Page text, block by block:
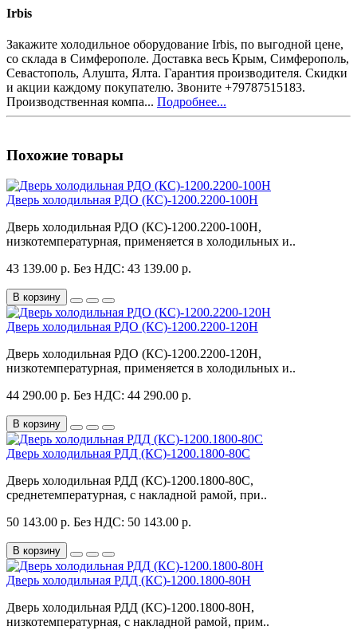
Irbis
Закажите холодильное оборудование Irbis, по выгодной цене,
со склада в Симферополе. Доставка весь Крым, Симферополь,
Севастополь, Алушта, Ялта. Гарантия производителя. Скидки
и акции каждому покупателю. Звоните +79787515183.
Производственная компа... Подробнее...
Похожие товары
Дверь холодильная РДО (КС)-1200.2200-100Н
Дверь холодильная РДО (КС)-1200.2200-100Н,
низкотемпературная, применяется в холодильных и..
43 139.00 р. Без НДС: 43 139.00 р.
В корзину
Дверь холодильная РДО (КС)-1200.2200-120Н
Дверь холодильная РДО (КС)-1200.2200-120Н,
низкотемпературная, применяется в холодильных и..
44 290.00 р. Без НДС: 44 290.00 р.
В корзину
Дверь холодильная РДД (КС)-1200.1800-80С
Дверь холодильная РДД (КС)-1200.1800-80С,
среднетемпературная, с накладной рамой, при..
50 143.00 р. Без НДС: 50 143.00 р.
В корзину
Дверь холодильная РДД (КС)-1200.1800-80Н
Дверь холодильная РДД (КС)-1200.1800-80Н,
низкотемпературная, с накладной рамой, прим..